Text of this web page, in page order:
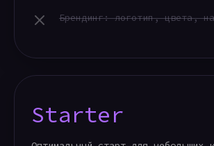
Брендинг: логотип, цвета,
Starter